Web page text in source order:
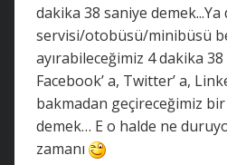
dakika 38 saniye demek...Ya
servisi/otobüsü/minibüsü
ayırabileceğimiz 4 dakika
Facebook’ a, Twitter’ a,
bakmadan geçireceğimiz
demek… E o halde ne
zamanı